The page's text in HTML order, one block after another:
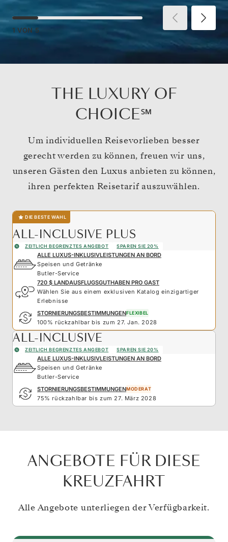
1 VON 5
THE LUXURY OF
CHOICE℠
Um individuellen Reisevorlieben besser
gerecht werden zu können, freuen wir uns,
unseren Gästen den Luxus anbieten zu können,
ihren perfekten Reisetarif auszuwählen.
DIE BESTE WAHL
ALL-INCLUSIVE PLUS
ZEITLICH BEGRENZTES ANGEBOT SPAREN SIE 20%
ALLE LUXUS-INKLUSIVLEISTUNGEN AN BORD
Speisen und Getränke
Butler-Service
720 $ LANDAUSFLUGSGUTHABEN PRO GAST
Wählen Sie aus einem exklusiven Katalog einzigartiger
Erlebnisse
STORNIERUNGSBESTIMMUNGENFLEXIBEL
100% rückzahlbar bis zum 27. Jan. 2028
ALL-INCLUSIVE
ZEITLICH BEGRENZTES ANGEBOT SPAREN SIE 20%
ALLE LUXUS-INKLUSIVLEISTUNGEN AN BORD
Speisen und Getränke
Butler-Service
STORNIERUNGSBESTIMMUNGENMODERAT
75% rückzahlbar bis zum 27. März 2028
ANGEBOTE FÜR DIESE
KREUZFAHRT
Alle Angebote unterliegen der Verfügbarkeit.